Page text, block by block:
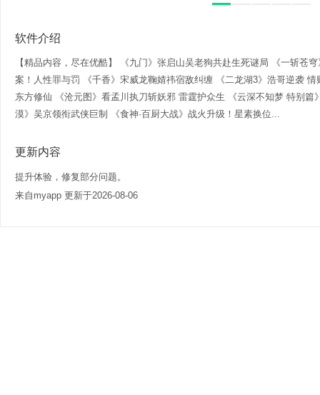
软件介绍
【精品内容，尽在优酷】 《九门》张启山吴老狗共赴生死谜局 《一斩苍
案！人性罪与罚 《千香》宋威龙鞠婧祎宿敌纠缠 《二龙湖3》浩哥逆袭
东方修仙 《沧元图》看孟川执刀斩妖邪 雷霆护众生 《云深不知梦 特别
漠》吴京领衔武侠巨制 《食神·百厨大战》战火升级！星素换位...
更新内容
提升体验，修复部分问题。
来自myapp 更新于2026-08-06